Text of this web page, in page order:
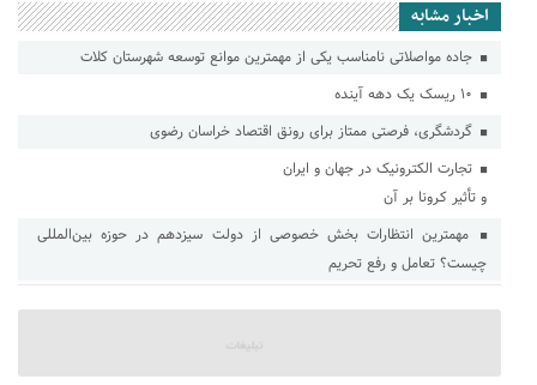
اخبار مشابه
جاده مواصلاتی نامناسب یکی از مهمترین موانع توسعه شهرستان کلات
گردشگری، فرصتی ممتاز برای رونق اقتصاد خراسان رضوی
تجارت الکتـرونیک در جهان و ایران
و تأثیر کـرونا بر آن
مهمترین انتظارات بخش خصوصی از دولت سیزدهم در حوزه بین‌المللی
چیست؟ تعامل و رفع تحریم